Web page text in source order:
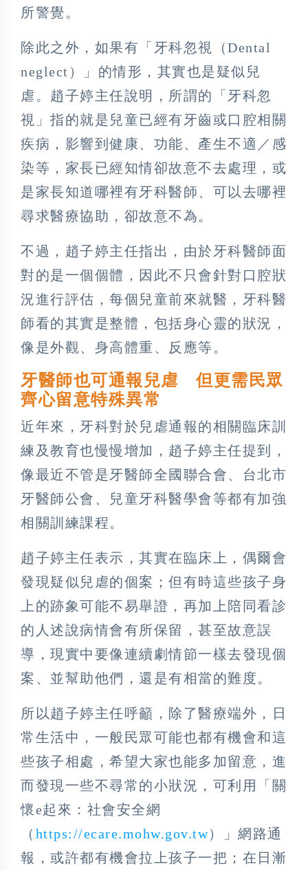
所警覺。
除此之外，如果有「牙科忽視（Dental
neglect）」的情形，其實也是疑似兒
虐。趙子婷主任說明，所謂的「牙科忽
視」指的就是兒童已經有牙齒或口腔相關
疾病，影響到健康、功能、產生不適／感
染等，家長已經知情卻故意不去處理，或
是家長知道哪裡有牙科醫師、可以去哪裡
尋求醫療協助，卻故意不為。
不過，趙子婷主任指出，由於牙科醫師面
對的是一個個體，因此不只會針對口腔狀
況進行評估，每個兒童前來就醫，牙科醫
師看的其實是整體，包括身心靈的狀況，
像是外觀、身高體重、反應等。
牙醫師也可通報兒虐 但更需民眾
齊心留意特殊異常
近年來，牙科對於兒虐通報的相關臨床訓
練及教育也慢慢增加，趙子婷主任提到，
像最近不管是牙醫師全國聯合會、台北市
牙醫師公會、兒童牙科醫學會等都有加強
相關訓練課程。
趙子婷主任表示，其實在臨床上，偶爾會
發現疑似兒虐的個案；但有時這些孩子身
上的跡象可能不易舉證，再加上陪同看診
的人述說病情會有所保留，甚至故意誤
導，現實中要像連續劇情節一樣去發現個
案、並幫助他們，還是有相當的難度。
所以趙子婷主任呼籲，除了醫療端外，日
常生活中，一般民眾可能也都有機會和這
些孩子相處，希望大家也能多加留意，進
而發現一些不尋常的小狀況，可利用「關
懷e起來：社會安全網
（ https://ecare.mohw.gov.tw）」網路通
報，或許都有機會拉上孩子一把；在日漸